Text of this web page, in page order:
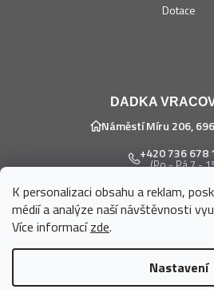
K personalizaci obsahu a reklam,
médií a analýze naší návštěvnosti
Více informacízde.
Nastavení
Dotace
DADKA
Náměstí Míru 206,
+420 736 678
(Po - Pá 7 -